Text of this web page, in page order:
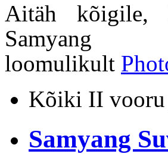
Aitäh kõigile,
loomulikult
Kõiki II vooru
Samyang